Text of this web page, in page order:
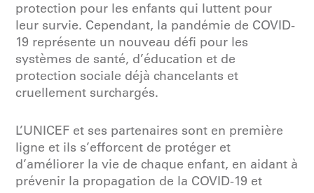
protection pour les enfants qui luttent pour
leur survie. Cependant, la pandémie de COVID-
19 représente un nouveau défi pour les
systèmes de santé, d’éducation et de
protection sociale déjà chancelants et
cruellement surchargés.
L’UNICEF et ses partenaires sont en première
ligne et ils s’efforcent de protéger et
d’améliorer la vie de chaque enfant, en aidant à
prévenir la propagation de la COVID-19 et